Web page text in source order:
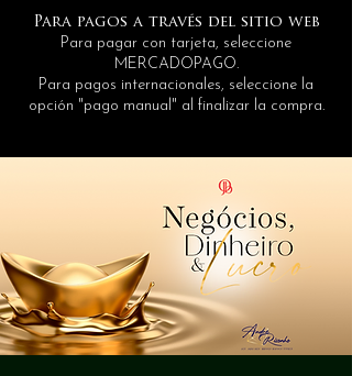
Para pagos a través del sitio web
Para pagar con tarjeta, seleccione
MERCADOPAGO.
Para pagos internacionales, seleccione la
opción "pago manual" al finalizar la compra.